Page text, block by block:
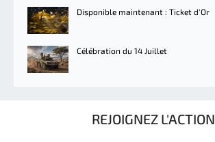
Disponible maintenant : Ticket d'Or
Célébration du 14 Juillet
REJOIGNEZ L'ACTION